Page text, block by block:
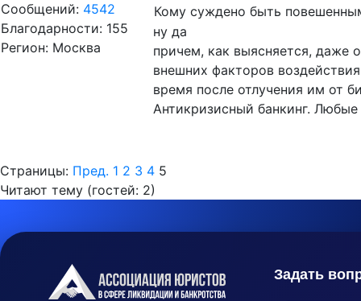
Сообщений: 4542
Благодарности: 155
Регион: Москва
Кому суждено быть
ну да
причем, как выясняется, даже
внешних факторов
время после отлучения им от
Антикризисный банкинг.
Страницы: Пред. 1 2 3 4 5
Читают тему (гостей: 2)
Задать